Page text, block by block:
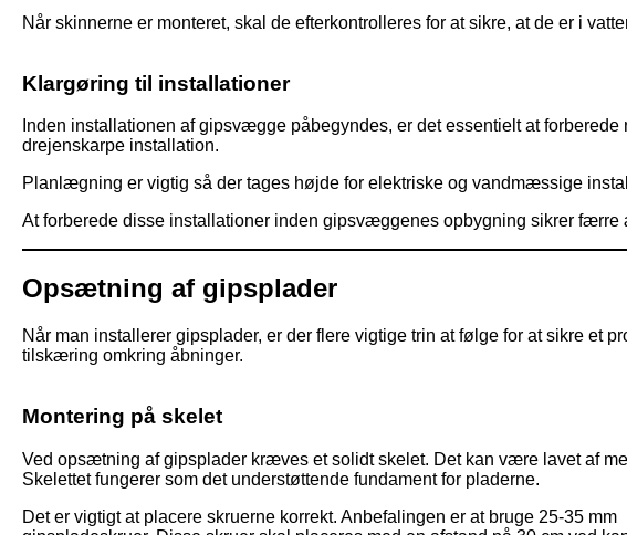
Når skinnerne er monteret, skal de efterkontrolleres for at sikre, at de er i
Klargøring til installationer
Inden installationen af gipsvægge påbegyndes, er det essentielt at
drejenskarpe installation.
Planlægning er vigtig så der tages højde for elektriske og vandmæssige
At forberede disse installationer inden gipsvæggenes opbygning sikrer
Opsætning af gipsplader
Når man installerer gipsplader, er der flere vigtige trin at følge for at sikre et
tilskæring omkring åbninger.
Montering på skelet
Ved opsætning af gipsplader kræves et solidt skelet. Det kan være lavet af
Skelettet fungerer som det understøttende fundament for pladerne.
Det er vigtigt at placere skruerne korrekt. Anbefalingen er at bruge 25-35 mm